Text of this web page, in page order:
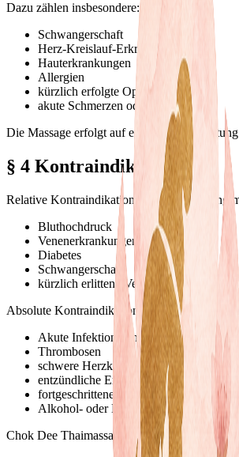
Dazu zählen insbesondere:
Schwangerschaft
Herz-Kreislauf-Erkrankungen
Hauterkrankungen
Allergien
kürzlich erfolgte Operationen
akute Schmerzen oder Verletzungen
Die Massage erfolgt auf eigene
§ 4 Kontraindikationen
Relative Kontraindikationen (Einschränkung
Bluthochdruck
Venenerkrankungen
Diabetes
Schwangerschaft
kürzlich erlittene Verletzungen oder
Absolute Kontraindikationen (keine
Akute Infektionen mit Fieber
Thrombosen
schwere Herzkrankheiten
entzündliche Erkrankungen
fortgeschrittene Osteoporose
Alkohol- oder Drogeneinfluss
Chok Dee Thaimassage behält sich vor,